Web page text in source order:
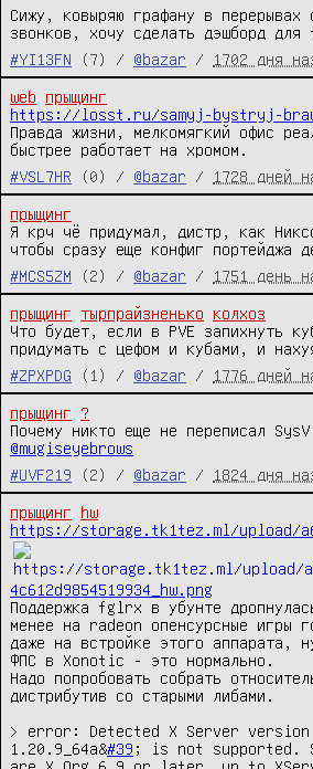
Сижу, ковыряю графану в перерывах
звонков, хочу сделать дэшборд для
#YI13FN
(7) / @bazar / 1702 дня
web
прыщинг
https://losst.ru/samyj-bystryj-
Правда жизни, мелкомягкий офис
быстрее работает на хромом.
#VSL7HR
(0) / @bazar / 1728 дней
прыщинг
Я крч чё придумал, дистр, как
чтобы сразу еще конфиг портейджа
#MCS5ZM
(2) / @bazar / 1751 день
прыщинг тырпрайзненько
колхоз
Что будет, если в PVE запихнуть
придумать с цефом и кубами, и
#ZPXPDG
(1) / @bazar / 1776 дней
прыщинг
?
@mugiseyebrows
#UVF219
(2) / @bazar / 1824 дня
прыщинг
hw
https://storage.tk1tez.ml/upload/
4c612d9854519934_hw.png
Поддержка fglrx в убунте
менее на radeon опенсурсные игры
даже на встройке этого аппарата,
ФПС в Xonotic - это нормально.
Надо попробовать собрать
дистрибутив со старыми либами.
> error: Detected X Server version
1.20.9_64a&#39 ; is not supported.